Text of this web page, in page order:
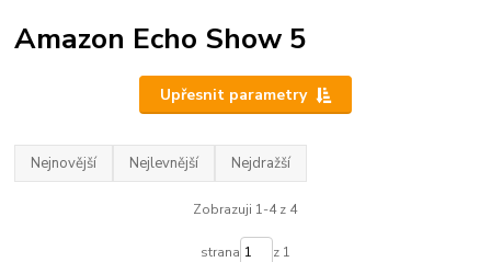
Amazon Echo Show 5
Upřesnit parametry
Nejnovější Nejlevnější Nejdražší
Zobrazuji 1-4 z 4
strana z 1